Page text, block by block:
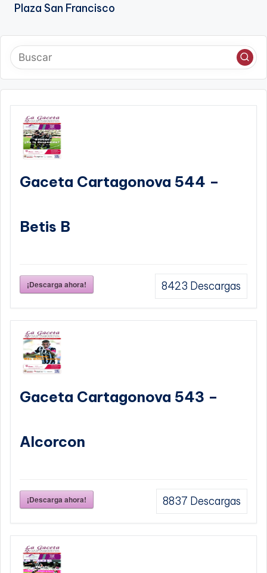
Plaza San Francisco
Gaceta Cartagonova 544 –
Betis B
¡Descarga ahora! 8423 Descargas
Gaceta Cartagonova 543 –
Alcorcon
¡Descarga ahora! 8837 Descargas